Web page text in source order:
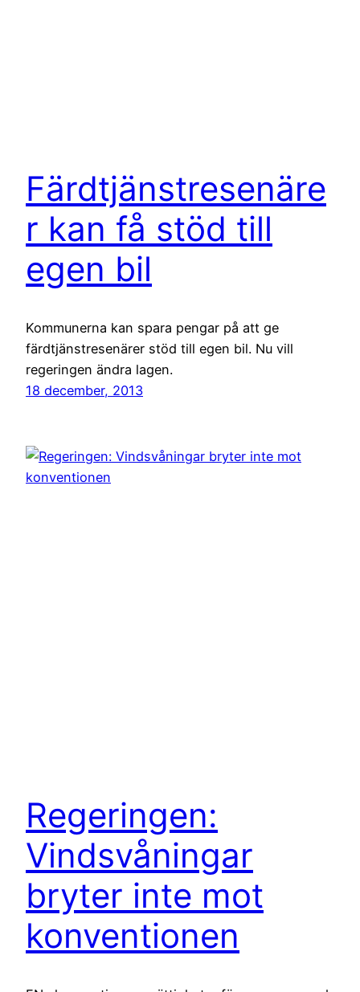
Färdtjänstresenäre
r kan få stöd till
egen bil
Kommunerna kan spara pengar på att ge
färdtjänstresenärer stöd till egen bil. Nu vill
regeringen ändra lagen.
18 december, 2013
Regeringen:
Vindsvåningar
bryter inte mot
konventionen